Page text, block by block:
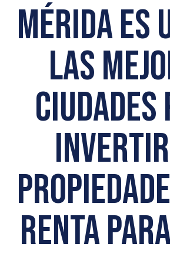
Mérida es
las
ciudades
invertir
renta